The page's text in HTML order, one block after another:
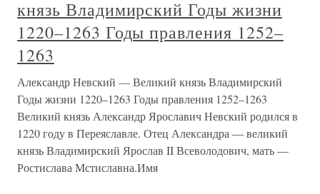
князь Владимирский Годы жизни
1220–1263 Годы правления 1252–
1263
Александр Невский — Великий князь Владимирский
Годы жизни 1220–1263 Годы правления 1252–1263
Великий князь Александр Ярославич Невский родился в
1220 году в Переяславле. Отец Александра — великий
князь Владимирский Ярослав II Всеволодович, мать —
Ростислава Мстиславна.Имя